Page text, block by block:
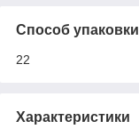
Способ упаковки
22
Характеристики